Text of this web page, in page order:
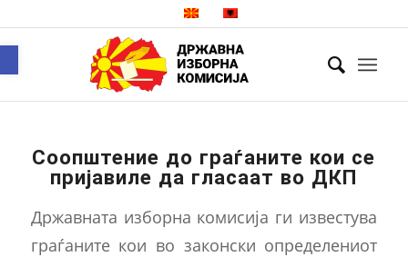
Соопштение до граѓаните кои се
пријавиле да гласаат во ДКП
Државната изборна комисија ги известува
граѓаните кои во законски определениот
Open toolbar